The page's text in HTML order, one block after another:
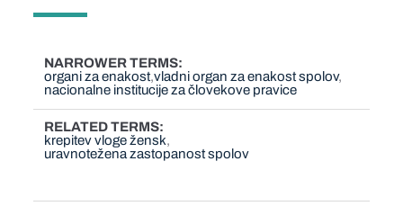
NARROWER TERMS
organi za enakost vladni organ za enakost spolov
nacionalne institucije za človekove pravice
RELATED TERMS
krepitev vloge žensk
uravnotežena zastopanost spolov